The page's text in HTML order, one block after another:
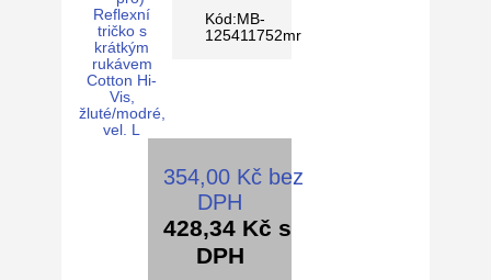
Kód:MB-
125411752mr
354,00 Kč bez
DPH
428,34 Kč s
DPH